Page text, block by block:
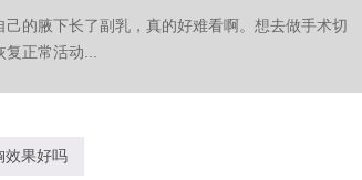
的腋下长了副乳，真的好难看啊。想去做手术切
正常活动...
效果好吗